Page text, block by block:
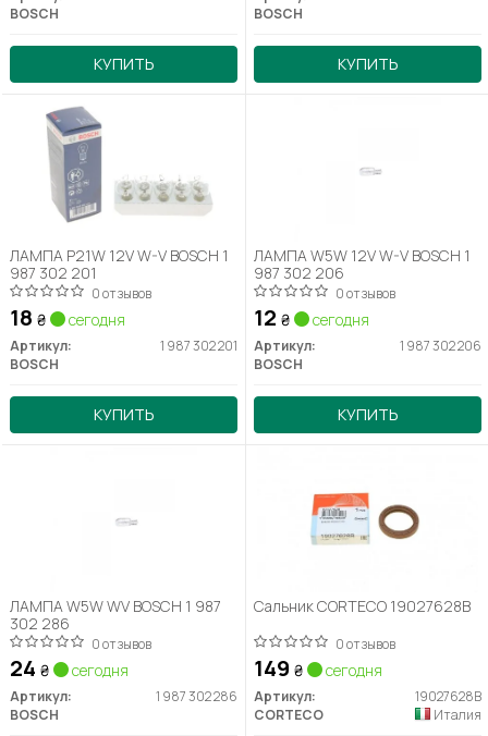
BOSCH
КУПИТЬ
BOSCH
КУПИТЬ
ЛАМПА P21W 12V W-V BOSCH 1
987 302 201
0 отзывов
18 ₴ сегодня
Артикул:
1 987 302 201
BOSCH
КУПИТЬ
ЛАМПА W5W 12V W-V BOSCH 1
987 302 206
0 отзывов
12 ₴ сегодня
Артикул:
1 987 302 206
BOSCH
КУПИТЬ
ЛАМПА W5W WV BOSCH 1 987
302 286
0 отзывов
24 ₴ сегодня
Артикул:
1 987 302 286
BOSCH
Сальник CORTECO 19027628B
0 отзывов
149 ₴ сегодня
Артикул:
19027628B
CORTECO
Италия